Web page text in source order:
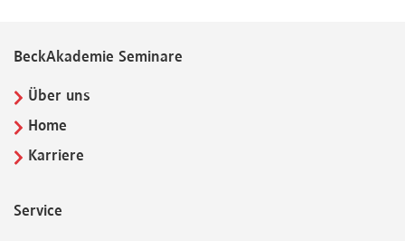
BeckAkademie Seminare
Über uns
Home
Karriere
Service